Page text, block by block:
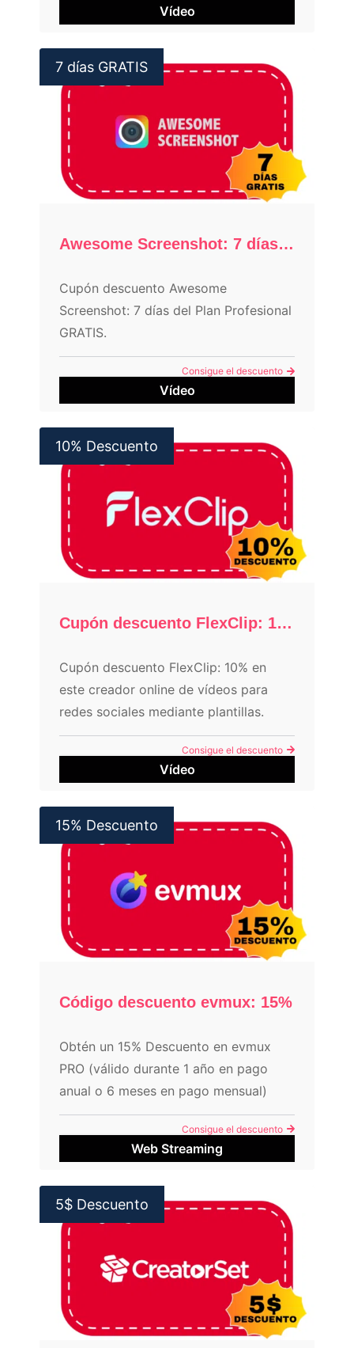
Vídeo
7 días GRATIS
Awesome Screenshot: 7 días GRATIS
Cupón descuento Awesome
Screenshot: 7 días del Plan Profesional
GRATIS.
Consigue el descuento
Vídeo
10% Descuento
Cupón descuento FlexClip: 10%
Cupón descuento FlexClip: 10% en
este creador online de vídeos para
redes sociales mediante plantillas.
Edita, personaliza y exporta. Así de
fácil.
Consigue el descuento
Vídeo
15% Descuento
Código descuento evmux: 15%
Obtén un 15% Descuento en evmux
PRO (válido durante 1 año en pago
anual o 6 meses en pago mensual)
Consigue el descuento
Web Streaming
5$ Descuento